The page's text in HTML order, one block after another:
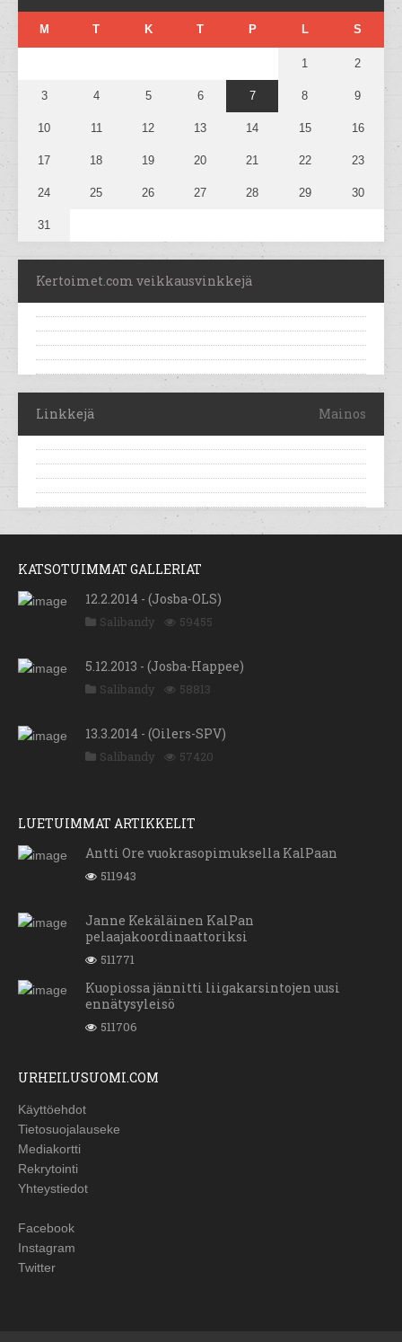
M T K T P L S
1 2
3 4 5 6 7 8 9
10 11 12 13 14 15 16
17 18 19 20 21 22 23
24 25 26 27 28 29 30
31
Kertoimet.com veikkausvinkkejä
Linkkejä Mainos
KATSOTUIMMAT GALLERIAT
12.2.2014 - (Josba-OLS)
Salibandy 59455
5.12.2013 - (Josba-Happee)
Salibandy 58813
13.3.2014 - (Oilers-SPV)
Salibandy 57420
LUETUIMMAT ARTIKKELIT
Antti Ore vuokrasopimuksella KalPaan
511943
Janne Kekäläinen KalPan
pelaajakoordinaattoriksi
511771
Kuopiossa jännitti liigakarsintojen uusi
ennätysyleisö
511706
URHEILUSUOMI.COM
Käyttöehdot
Tietosuojalauseke
Mediakortti
Rekrytointi
Yhteystiedot
Facebook
Instagram
Twitter